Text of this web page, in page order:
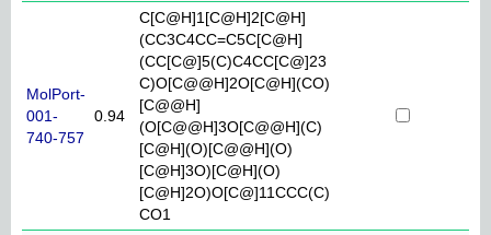
MolPort-
001-
740-757
0.94
C[C@H]1[C@H]2[C@H]
(CC3C4CC=C5C[C@H]
(CC[C@]5(C)C4CC[C@]23
C)O[C@@H]2O[C@H](CO)
[C@@H]
(O[C@@H]3O[C@@H](C)
[C@H](O)[C@@H](O)
[C@H]3O)[C@H](O)
[C@H]2O)O[C@]11CCC(C)
CO1